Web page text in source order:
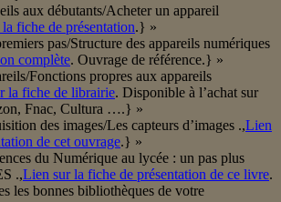
aux débutants/Acheter un appareil
fiche de présentation.} »
pas/Structure des appareils numériques
complète. Ouvrage de référence.} »
Fonctions propres aux appareils
la fiche de librairie. Disponible à l’achat sur
Fnac, Cultura ….} »
des images/Les capteurs d’images .,Lien
de cet ouvrage.} »
du Numérique au lycée : un pas plus
.,Lien sur la fiche de présentation de ce livre.
les bonnes bibliothèques de votre